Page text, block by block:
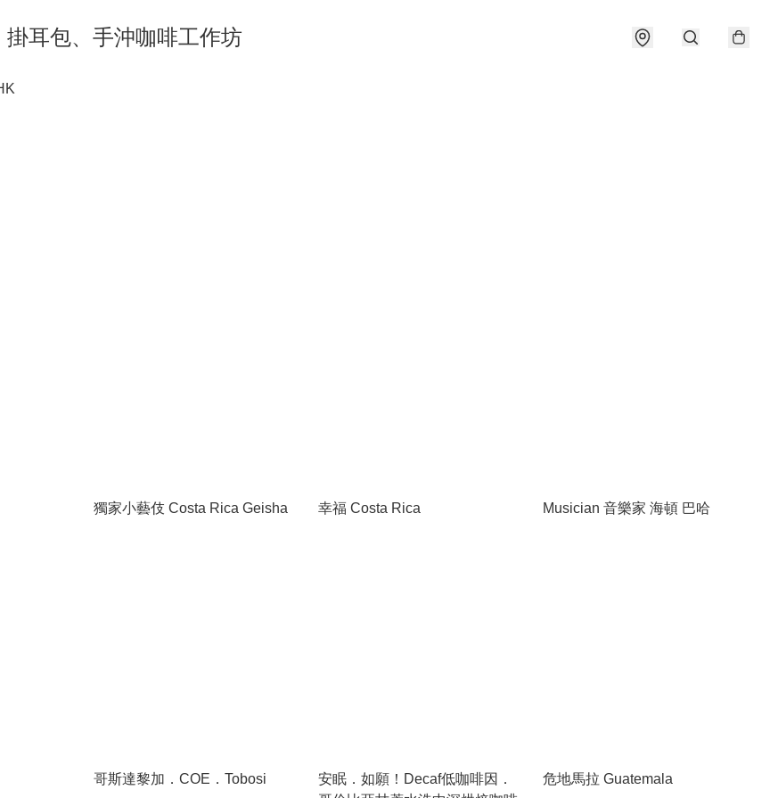
耳包、手沖咖啡工作坊
獨家小藝伎 Costa Rica Geisha 幸福 Costa Rica Musician 音樂家 海頓 巴哈
哥斯達黎加．COE．Tobosi
安眠．如願！Decaf低咖啡因．
危地馬拉 Guatemala